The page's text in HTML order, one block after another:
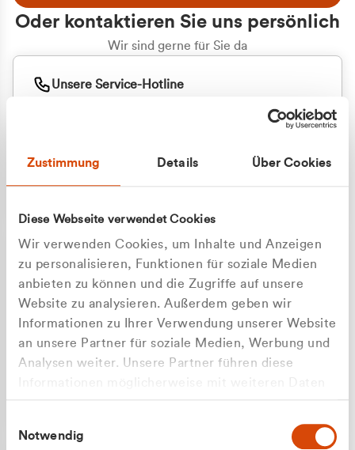
Zustimmung Details Über Cookies
Diese Webseite verwendet Cookies
Wir verwenden Cookies, um Inhalte und Anzeigen
zu personalisieren, Funktionen für soziale Medien
anbieten zu können und die Zugriffe auf unsere
Website zu analysieren. Außerdem geben wir
Informationen zu Ihrer Verwendung unserer Website
an unsere Partner für soziale Medien, Werbung und
Analysen weiter. Unsere Partner führen diese
gesammelt haben.
Notwendig
Oder kontaktieren Sie uns persönlich
Wir sind gerne für Sie da
Unsere Service-Hotline
+49 177 8376058
Apilash Balanesan